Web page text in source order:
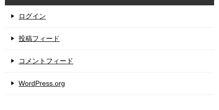
ログイン
投稿フィード
コメントフィード
WordPress.org